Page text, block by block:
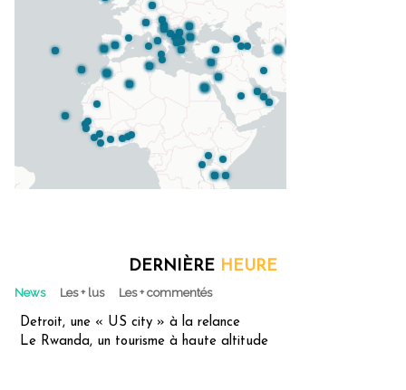
DERNIÈRE HEURE
News Les + lus Les + commentés
Detroit, une « US city » à la relance
Le Rwanda, un tourisme à haute altitude